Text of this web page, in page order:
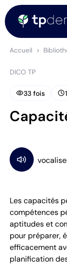
Accueil
DICO TP
visibility33 fois schedule
Les capacités
compétences
aptitudes et
pour préparer,
efficacement
planification